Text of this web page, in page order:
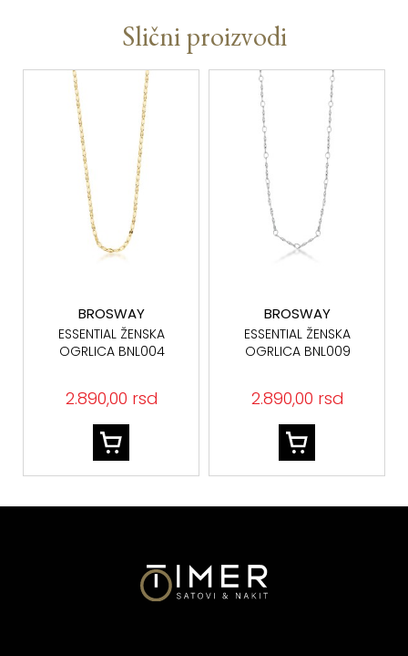
Slični proizvodi
BROSWAY
ESSENTIAL ŽENSKA
OGRLICA BNL004
2.890,00 rsd
BROSWAY
ESSENTIAL ŽENSKA
OGRLICA BNL009
2.890,00 rsd